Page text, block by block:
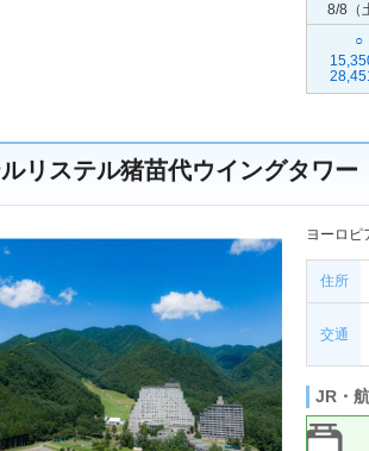
8/8（
○
リステル猪苗代ウイングタワー
ヨーロピ
住所
交通
JR・